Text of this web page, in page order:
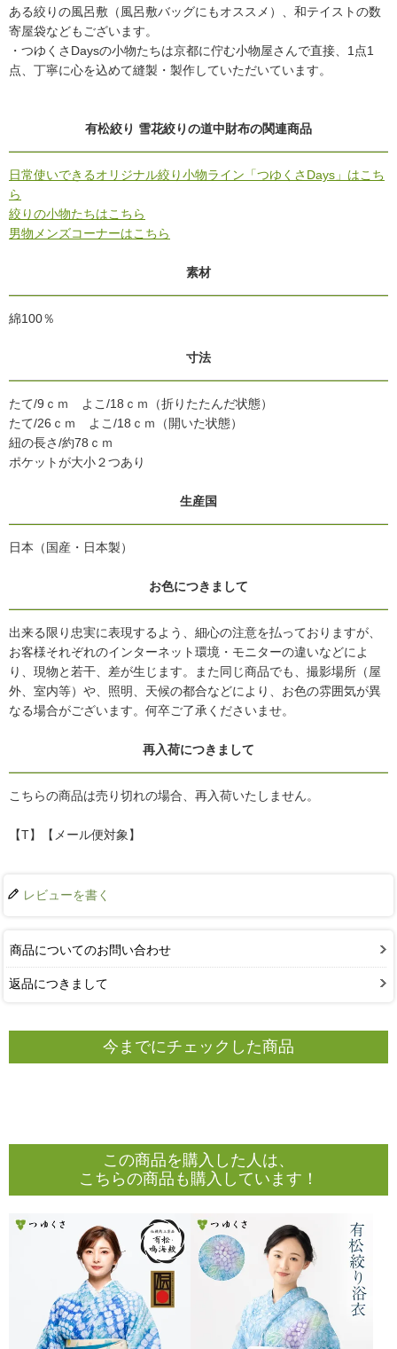
ある絞りの風呂敷（風呂敷バッグにもオススメ）、和テイストの数
寄屋袋などもございます。
・つゆくさDaysの小物たちは京都に佇む小物屋さんで直接、1点1
点、丁寧に心を込めて縫製・製作していただいています。
有松絞り 雪花絞りの道中財布の関連商品
日常使いできるオリジナル絞り小物ライン「つゆくさDays」はこち
ら
絞りの小物たちはこちら
男物メンズコーナーはこちら
素材
綿100％
寸法
たて/9ｃｍ よこ/18ｃｍ（折りたたんだ状態）
たて/26ｃｍ よこ/18ｃｍ（開いた状態）
紐の長さ/約78ｃｍ
ポケットが大小２つあり
生産国
日本（国産・日本製）
お色につきまして
出来る限り忠実に表現するよう、細心の注意を払っておりますが、
お客様それぞれのインターネット環境・モニターの違いなどによ
り、現物と若干、差が生じます。また同じ商品でも、撮影場所（屋
外、室内等）や、照明、天候の都合などにより、お色の雰囲気が異
なる場合がございます。何卒ご了承くださいませ。
再入荷につきまして
こちらの商品は売り切れの場合、再入荷いたしません。
【T】【メール便対象】
レビューを書く
商品についてのお問い合わせ
返品につきまして
今までにチェックした商品
この商品を購入した人は、
こちらの商品も購入しています！